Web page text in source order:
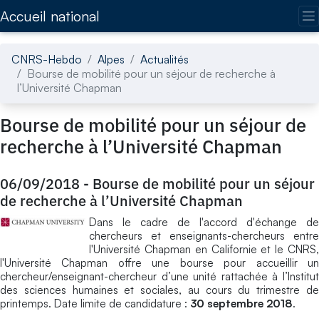
Accueil national
CNRS-Hebdo Alpes
Actualités
Bourse de mobilité pour un séjour de recherche à
l’Université Chapman
Bourse de mobilité pour un séjour de
recherche à l’Université Chapman
06/09/2018 - Bourse de mobilité pour un séjour
de recherche à l’Université Chapman
Dans le cadre de l'accord d'échange de
chercheurs et enseignants-chercheurs entre
l'Université Chapman en Californie et le CNRS,
l'Université Chapman offre une bourse pour accueillir un
chercheur/enseignant-chercheur d’une unité rattachée à l’Institut
des sciences humaines et sociales, au cours du trimestre de
printemps. Date limite de candidature : 30 septembre 2018.